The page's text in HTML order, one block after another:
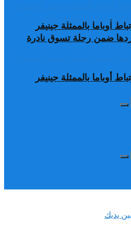
أوباما بالممثلة جينيفر
ضمن رحلة تسوق نادرة
أوباما بالممثلة جينيفر